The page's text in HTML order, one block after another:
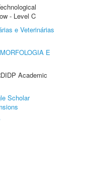
- Level C
e Veterinárias
E
Academic
Scholar